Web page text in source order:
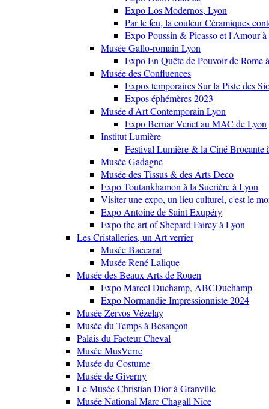
Expo Los Modernos, Lyon
Par le feu, la couleur Céramiques
Expo Poussin & Picasso et l'Amour
Musée Gallo-romain Lyon
Expo En Quête de Pouvoir de Rome
Musée des Confluences
Expos temporaires Sur la Piste des
Expos éphémères 2023
Musée d'Art Contemporain Lyon
Expo Bernar Venet au MAC de Lyon
Institut Lumière
Festival Lumière & la Ciné Brocante
Musée Gadagne
Musée des Tissus & des Arts Deco
Expo Toutankhamon à la Sucrière à Lyon
Visiter une expo, un lieu culturel, c'est le
Expo Antoine de Saint Exupéry
Expo the art of Shepard Fairey à Lyon
Les Cristalleries, un Art verrier
Musée Baccarat
Musée René Lalique
Musée des Beaux Arts de Rouen
Expo Marcel Duchamp, ABCDuchamp
Expo Normandie Impressionniste 2024
Musée Zervos Vézelay
Musée du Temps à Besançon
Palais du Facteur Cheval
Musée MusVerre
Musée du Costume
Musée de Giverny
Le Musée Christian Dior à Granville
Musée National Marc Chagall Nice